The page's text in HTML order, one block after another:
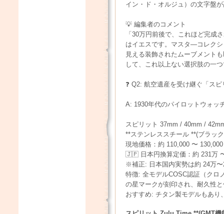
イン・ド・オルジュ）の文字盤
💡 編集者のコメント
「30万円前後で、これほど完成
はイエスです。マスタ―コレク
見える装飾されたムーブメント
して、これ以上ない選択肢の一
❓ Q2: 航空遺産を受け継ぐ「ス
A: 1930年代のパイロットウォッ
スピリット 37mm / 40mm /
**ステンレススチール **(ブラッ
現地価格：約 110,000 〜
🇯🇵 日本円換算定価：約 231万
※補正: 日本国内実勢は約 24万
特徴: 全モデルCOSC認証（クロ
の星マークが刻印され、耐久性
おすすめ: チタン製モデルもあり